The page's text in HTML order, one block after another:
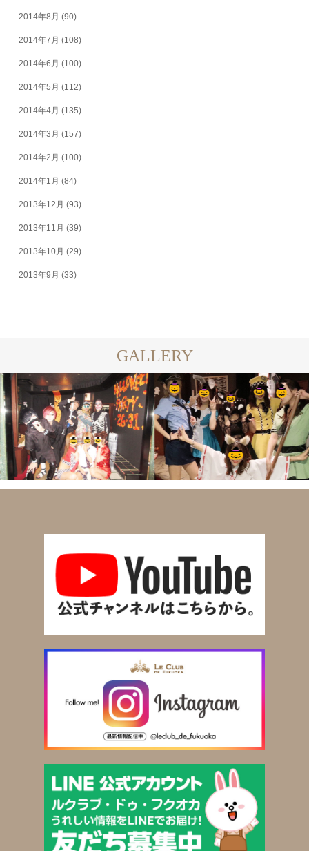
2014年8月 (90)
2014年7月 (108)
2014年6月 (100)
2014年5月 (112)
2014年4月 (135)
2014年3月 (157)
2014年2月 (100)
2014年1月 (84)
2013年12月 (93)
2013年11月 (39)
2013年10月 (29)
2013年9月 (33)
GALLERY